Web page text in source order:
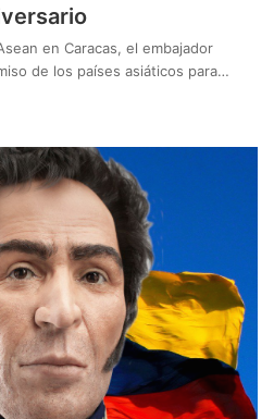
en Caracas, el embajador
de los países asiáticos para…